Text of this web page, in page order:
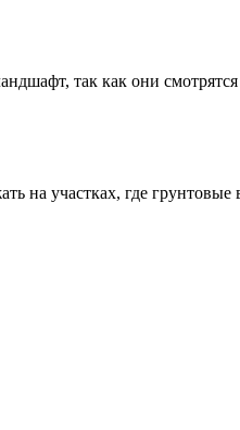
так как они
на участках, где